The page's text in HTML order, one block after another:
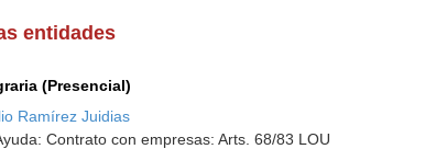
entidades
(Presencial)
Ramírez Juidias
Contrato con empresas: Arts. 68/83 LOU